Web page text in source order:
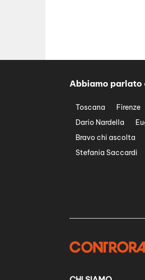
Abbiamo parlato
Toscana Firenze
Dario Nardella
Bravo chi ascolta
Stefania Saccardi